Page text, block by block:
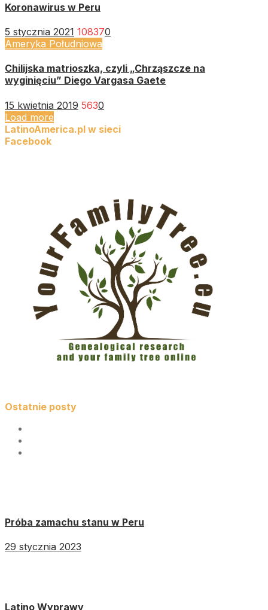
Koronawirus w Peru
5 stycznia 2021 108370
Ameryka Południowa
Chilijska matrioszka, czyli „Chrząszcze na
wyginięciu” Diego Vargasa Gaete
15 kwietnia 2019 5630
Load more
LatinoAmerica.pl w sieci
Facebook
Ostatnie posty
Próba zamachu stanu w Peru
29 stycznia 2023
Latino Wyprawy